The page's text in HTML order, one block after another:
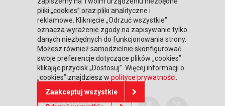
DOWIEDZ SIĘ WIĘCEJ
Strona główna
Zaufali nam
Warunki współpracy
Poznaj Honeywell
BLIKIEM na kasach POSNET
Regulaminy
RODO
Relacje inwestorskie
Polityka prywatności
Informacja o przetwarzaniu danych osobowych
POTRZEBUJESZ
pliki „cookies” oraz pliki analityczne i
reklamowe. Kliknięcie „Odrzuć wszystkie"
oznacza wyrażenie zgody na zapisywanie tylko
danych niezbędnych do funkcjonowania strony.
Możesz również samodzielnie skonfigurować
swoje preferencje dotyczące plików „cookies”
klikając przycisk „Dostosuj”. Więcej informacji o
„cookies” znajdziesz w polityce prywatności
Zaakceptuj wszystkie